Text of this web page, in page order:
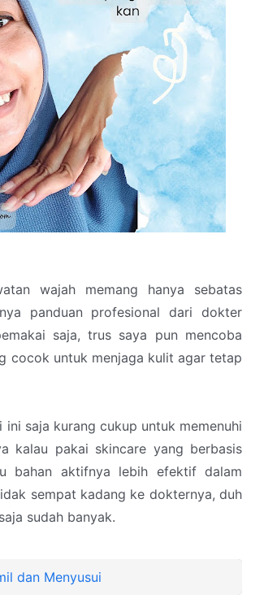
wajah memang hanya sebatas
panduan profesional dari dokter
saja, trus saya pun mencoba
cocok untuk menjaga kulit agar tetap
saja kurang cukup untuk memenuhi
kalau pakai skincare yang berbasis
bahan aktifnya lebih efektif dalam
sempat kadang ke dokternya, duh
sudah banyak.
dan Menyusui